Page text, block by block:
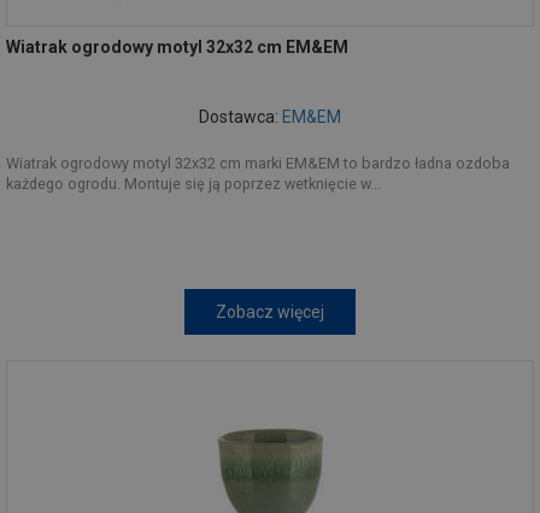
Wiatrak ogrodowy motyl 32x32 cm EM&EM
Dostawca: EM&EM
Wiatrak ogrodowy motyl 32x32 cm marki EM&EM to bardzo ładna ozdoba
każdego ogrodu. Montuje się ją poprzez wetknięcie w...
Zobacz więcej